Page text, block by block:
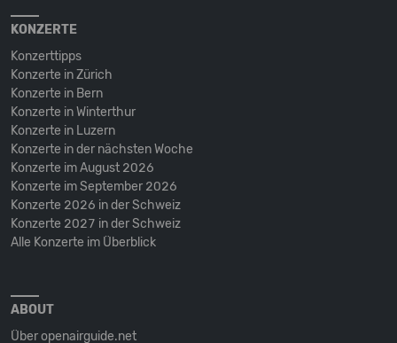
KONZERTE
Konzerttipps
Konzerte in Zürich
Konzerte in Bern
Konzerte in Winterthur
Konzerte in Luzern
Konzerte in der nächsten Woche
Konzerte im August 2026
Konzerte im September 2026
Konzerte 2026 in der Schweiz
Konzerte 2027 in der Schweiz
Alle Konzerte im Überblick
ABOUT
Über openairguide.net